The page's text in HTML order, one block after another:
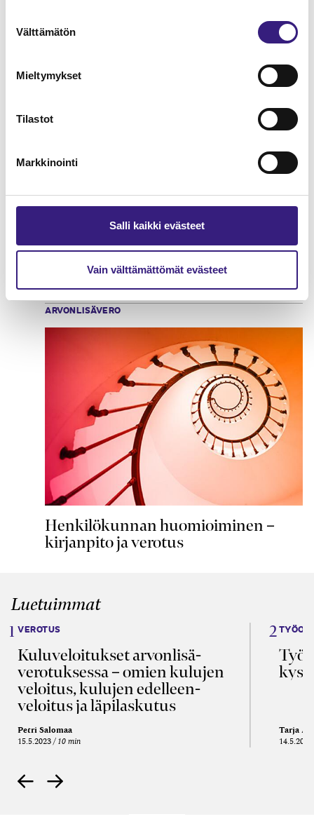
valinta
Välttämätön
Mieltymykset
Tilastot
Markkinointi
Salli kaikki evästeet
Vain välttämättömät evästeet
Verkkokauppa - kirjanpito ja
arvonlisäverotus
Matkailualan marginaaliverotus
ARVONLISÄVERO
Henkilökunnan huomioiminen –
kirjanpito ja verotus
Luetuimmat
VEROTUS
Kulu­veloitukset arvon­lisä­
verotuksessa – omien kulujen
veloitus, kulujen edelleen­
veloitus ja läpi­laskutus
Petri Salomaa
15.5.2023 10 min
Tarja
14.5.2021